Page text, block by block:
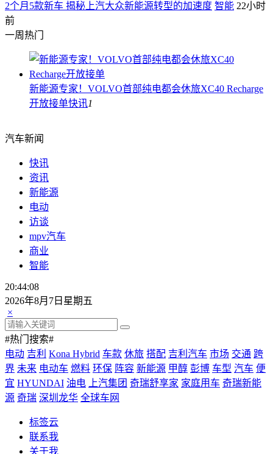
2个月5款新车 揭秘上汽大众新能源转型的加速度 智能 22小时
前
一周热门
新能源专家！VOLVO首部纯电都会休旅XC40 Recharge
开放接单快讯1
汽车新闻
快讯
资讯
新能源
电动
访谈
mpv汽车
商业
智能
20:44:10
2026年8月7日星期五
×
#热门搜索#
电动 吉利 Kona Hybrid 车款 休旅 搭配 吉利汽车 市场 交通 跨
界 未来 电动车 燃料 环保 阵容 新能源 甲醇 彭博 车型 汽车 便
宜 HYUNDAI 油电 上汽集团 奇瑞舒享家 家庭用车 奇瑞新能
源 奇瑞 深圳龙华 全球车网
标签云
联系我
关于我